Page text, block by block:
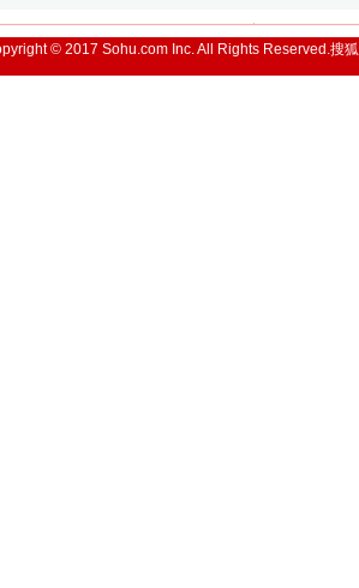
© 2017 Sohu.com Inc. All Rights Reserved.搜